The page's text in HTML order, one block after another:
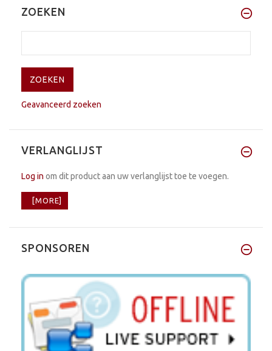
ZOEKEN
Geavanceerd zoeken
VERLANGLIJST
Log in om dit product aan uw verlanglijst toe te voegen.
[MORE]
SPONSOREN